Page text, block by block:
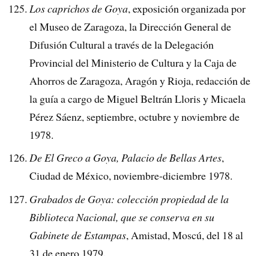
Los caprichos de Goya, exposición organizada por
el Museo de Zaragoza, la Dirección General de
Difusión Cultural a través de la Delegación
Provincial del Ministerio de Cultura y la Caja de
Ahorros de Zaragoza, Aragón y Rioja, redacción de
la guía a cargo de Miguel Beltrán Lloris y Micaela
Pérez Sáenz, septiembre, octubre y noviembre de
1978.
De El Greco a Goya, Palacio de Bellas Artes,
Ciudad de México, noviembre-diciembre 1978.
Grabados de Goya: colección propiedad de la
Biblioteca Nacional, que se conserva en su
Gabinete de Estampas, Amistad, Moscú, del 18 al